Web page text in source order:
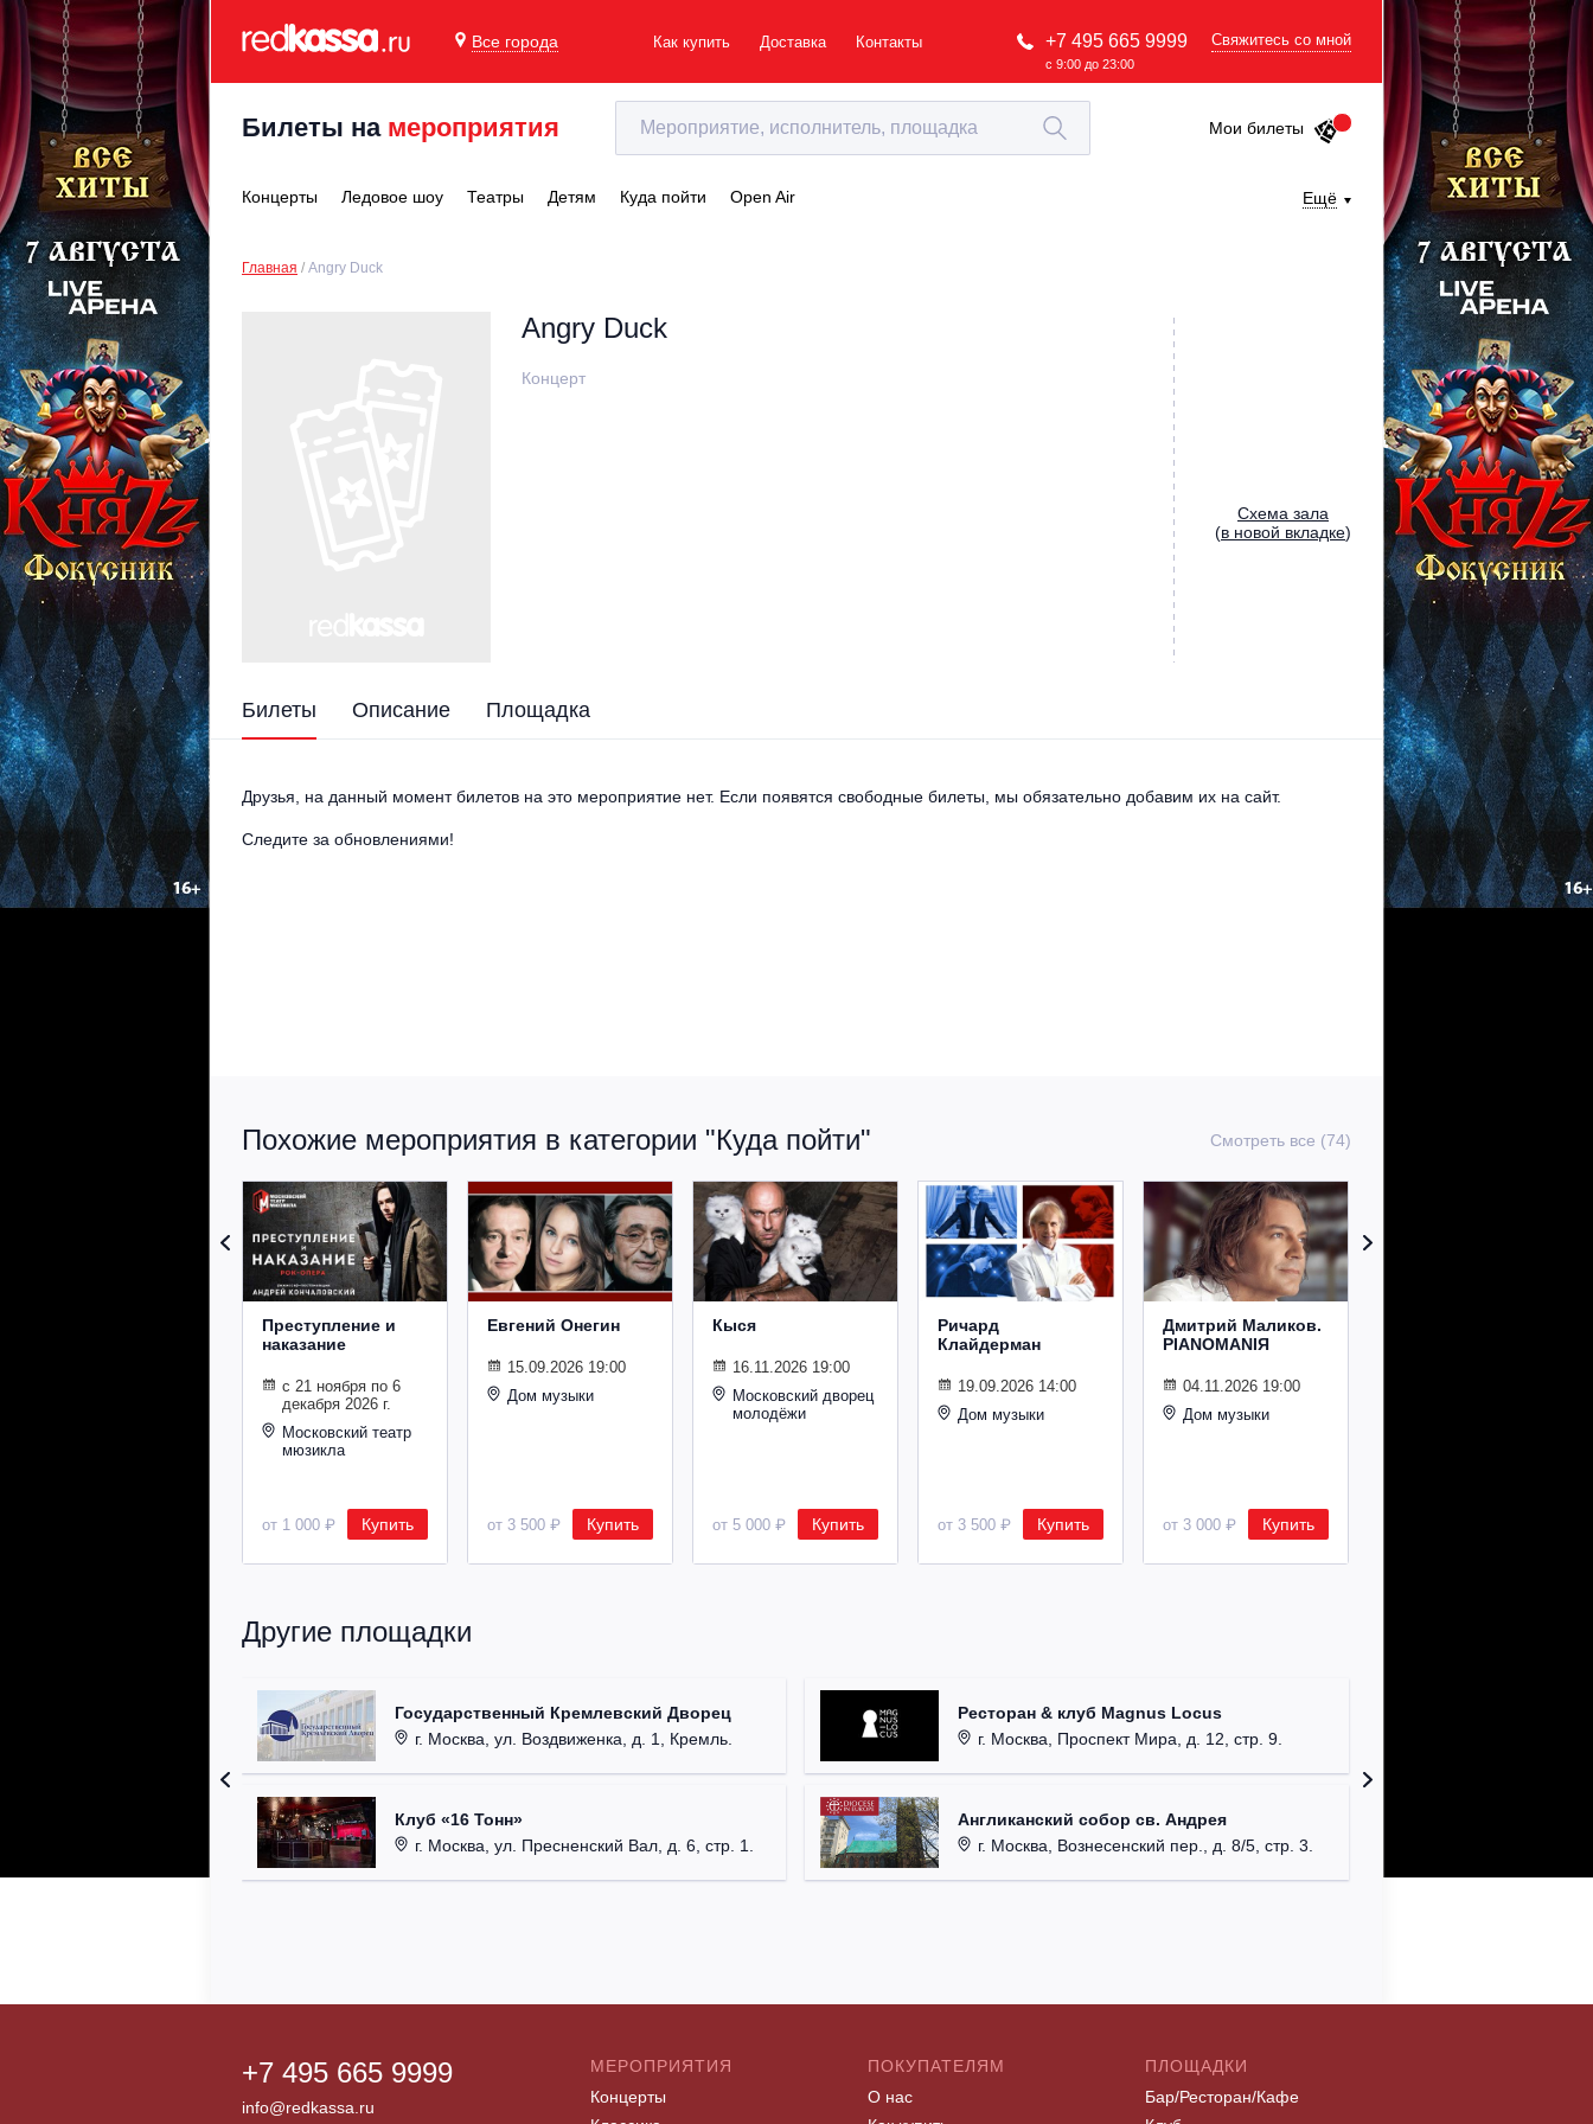
Все города Как купить Доставка Контакты +7 495 665 9999
с 9:00 до 23:00
Свяжитесь со мной
Билеты на мероприятия Мои билеты
Концерты Ледовое шоу Театры Детям Куда пойти Open Air Ещё
Главная Angry Duck
Angry Duck
Концерт
Cхема зала
(в новой вкладке)
Билеты Описание Площадка
Друзья, на данный момент билетов на это мероприятие нет. Если появятся свободные билеты, мы обязательно добавим их на сайт.
Следите за обновлениями!
Похожие мероприятия в категории "Куда пойти" Смотреть все (74)
Преступление и
наказание
с 21 ноября по 6
декабря 2026 г.
Московский театр
мюзикла
от 1 000 ₽ Купить
Евгений Онегин
15.09.2026 19:00
Дом музыки
от 3 500 ₽ Купить
Кыся
16.11.2026 19:00
Московский дворец
молодёжи
от 5 000 ₽ Купить
Ричард
Клайдерман
19.09.2026 14:00
Дом музыки
от 3 500 ₽ Купить
Дмитрий Маликов.
PIANOMANIЯ
04.11.2026 19:00
Дом музыки
от 3 000 ₽ Купить
Другие площадки
Государственный Кремлевский Дворец
г. Москва, ул. Воздвиженка, д. 1, Кремль.
Клуб «16 Тонн»
г. Москва, ул. Пресненский Вал, д. 6, стр. 1.
Ресторан & клуб Magnus Locus
г. Москва, Проспект Мира, д. 12, стр. 9.
Англиканский собор св. Андрея
г. Москва, Вознесенский пер., д. 8/5, стр. 3.
+7 495 665 9999
info@redkassa.ru
МЕРОПРИЯТИЯ
Концерты
ПОКУПАТЕЛЯМ
О нас
ПЛОЩАДКИ
Бар/Ресторан/Кафе